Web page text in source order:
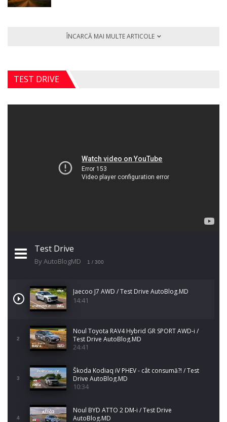
ÎNCARCĂ MAI MULTE ARTICOLE
TEST DRIVE
Test Drive
By AutoBlogMD 1 / 300
Jaecoo J7 AWD / Test Drive AutoBlog.MD
14:41
2
Noul Toyota RAV4 Hybrid GR SPORT AWD-i /
Test Drive AutoBlog.MD
24:41
3
Škoda Kodiaq iV PHEV - cât consumă?! / Test
Drive AutoBlog.MD
10:34
4
Noul BYD ATTO 2 DM-i / Test Drive
AutoBlog.MD